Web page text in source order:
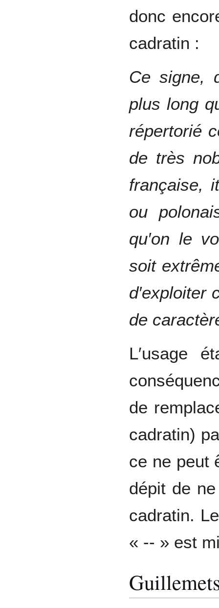
donc
cadratin :
Ce signe,
plus long
répertorié
de très
française,
ou
qu′on le
soit
d′exploiter
de
L′usage
de
cadratin)
ce ne peut
dépit de
cadratin.
« -- » est